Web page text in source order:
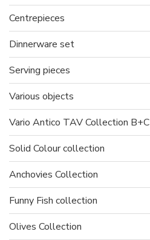
Centrepieces
Dinnerware set
Serving pieces
Various objects
Vario Antico TAV Collection B+C
Solid Colour collection
Anchovies Collection
Funny Fish collection
Olives Collection